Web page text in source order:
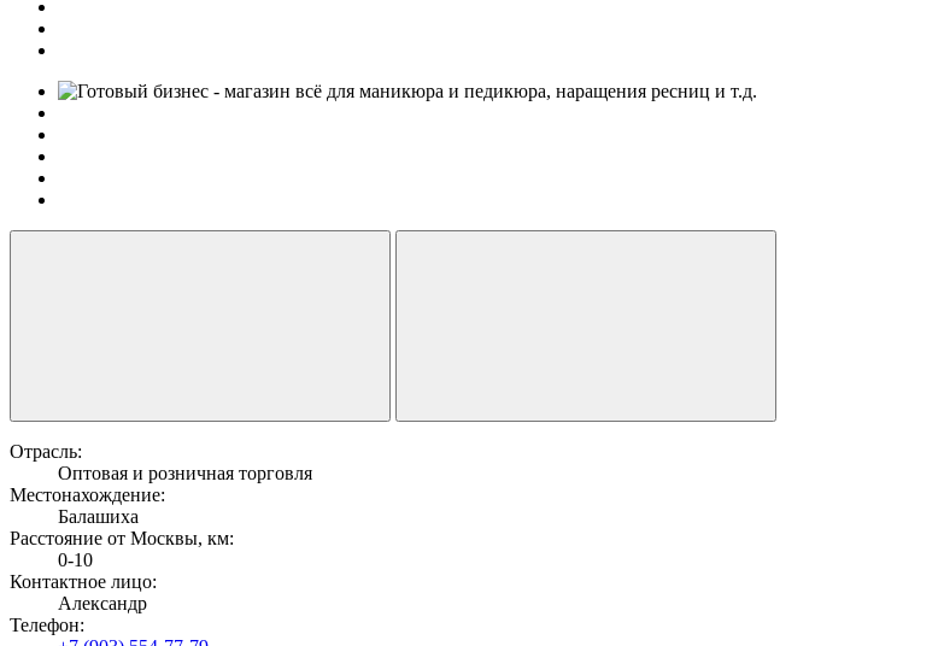
Отрасль:
Оптовая и розничная торговля
Местонахождение:
Балашиха
Расстояние от Москвы, км:
0-10
Контактное лицо:
Александр
Телефон: